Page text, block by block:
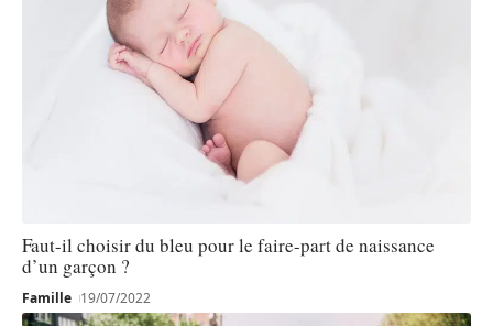
Faut-il choisir du bleu pour le faire-part de naissance
d’un garçon ?
Famille 19/07/2022